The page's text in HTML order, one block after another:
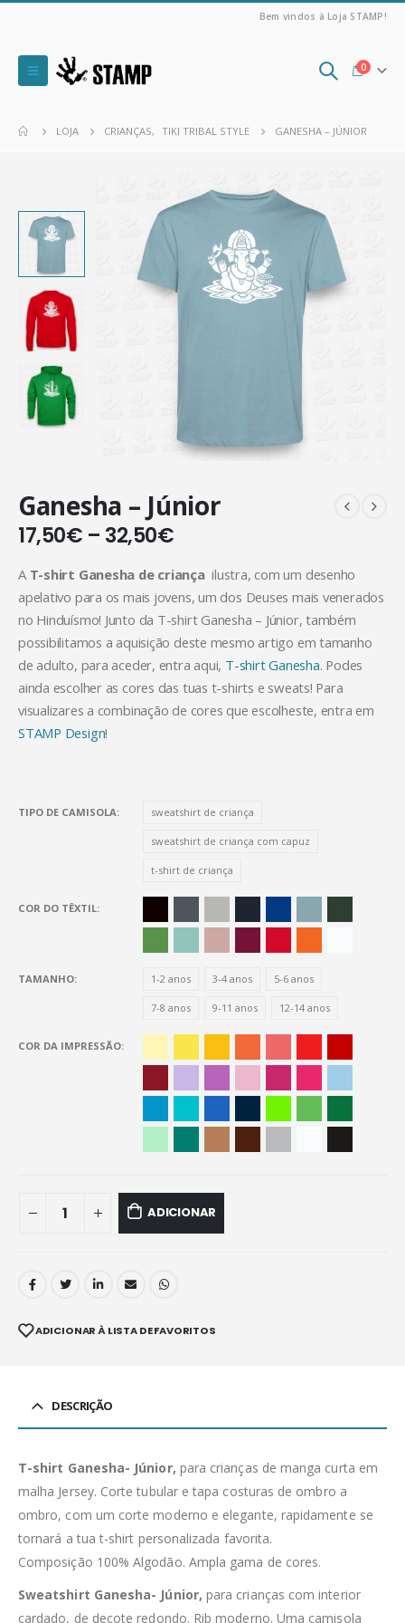
Bem vindos à Loja STAMP!
0
LOJA CRIANÇAS, TIKI TRIBAL STYLE GANESHA – JÚNIOR
Ganesha – Júnior
17,50€ – 32,50€
A T-shirt Ganesha de criançailustra, com um desenho
apelativo para os mais jovens, um dos Deuses mais venerados
no Hinduísmo! Junto da T-shirt Ganesha – Júnior, também
possibilitamos a aquisição deste mesmo artigo em tamanho
de adulto, para aceder, entra aqui, T-shirt Ganesha. Podes
ainda escolher as cores das tuas t-shirts e sweats! Para
visualizares a combinação de cores que escolheste, entra em
STAMP Design!
TIPO DE CAMISOLA sweatshirt de criança
sweatshirt de criança com capuz
t-shirt de criança
COR DO TÊXTIL
TAMANHO 1-2 anos 3-4 anos 5-6 anos
7-8 anos 9-11 anos 12-14 anos
COR DA IMPRESSÃO
ADICIONAR
ADICIONAR À LISTA DE FAVORITOS
DESCRIÇÃO
T-shirt Ganesha- Júnior, para crianças de manga curta em
malha Jersey. Corte tubular e tapa costuras de ombro a
ombro, com um corte moderno e elegante, rapidamente se
tornará a tua t-shirt personalizada favorita.
Composição 100% Algodão. Ampla gama de cores.
Sweatshirt Ganesha- Júnior, para crianças com interior
cardado, de decote redondo. Rib moderno. Uma camisola